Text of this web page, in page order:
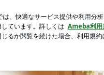
千葉の結婚相談所 葵良縁
鳴ってしまった電話
葵良縁センター